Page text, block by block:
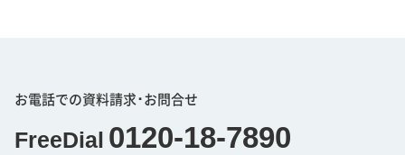
お電話での資料請求･お問合せ
FreeDial 0120-18-7890